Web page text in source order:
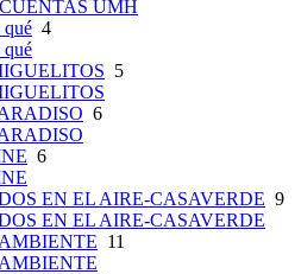
UMH
4
5
6
6
EN EL AIRE-CASAVERDE 9
EN EL AIRE-CASAVERDE
11